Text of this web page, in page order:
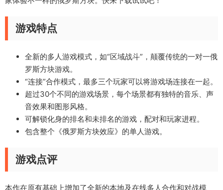
游戏特点
全新的多人游戏模式，如“区域战斗”，颠覆传统的一对一俄
罗斯方块游戏。
“连接”合作模式，最多三个玩家可以将游戏场连接在一起。
超过30个不同的游戏场景，每个场景都有独特的音乐、声
音效果和图形风格。
可解锁化身的排名和未排名的游戏，配对和玩家进程。
包含整个《俄罗斯方块效应》的单人游戏。
游戏点评
本作在原有基础上增加了全新的本地及在线多人合作和对战模